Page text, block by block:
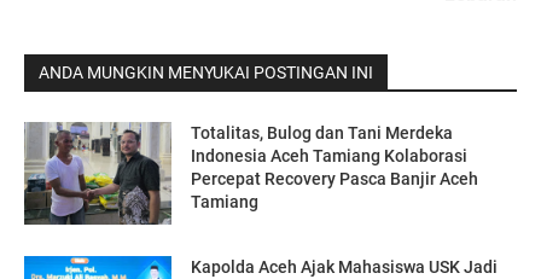
ANDA MUNGKIN MENYUKAI POSTINGAN INI
Totalitas, Bulog dan Tani Merdeka
Indonesia Aceh Tamiang Kolaborasi
Percepat Recovery Pasca Banjir Aceh
Tamiang
Kapolda Aceh Ajak Mahasiswa USK Jadi